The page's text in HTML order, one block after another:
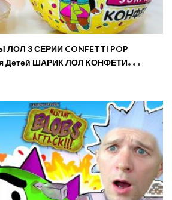
ЛОЛ 3 СЕРИИ CONFETTI POP
Детей ШАРИК ЛОЛ КОНФЕТИ